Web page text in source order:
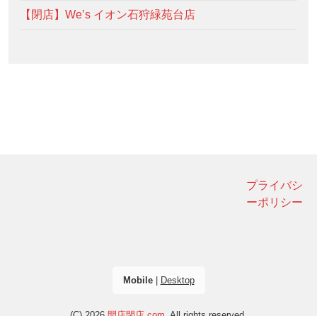
【閉店】We’s イオン石狩緑苑台店
プライバシ
ーポリシー
Mobile| Desktop